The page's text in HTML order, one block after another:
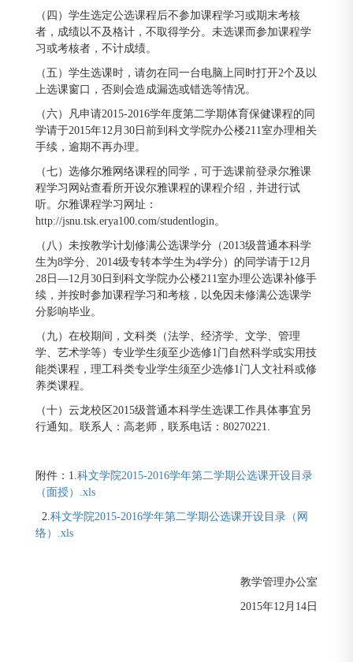
（四）学生选定公选课程后不参加课程学习或期末考核
者，成绩以不及格计，不取得学分。未选课而参加课程学
习或考核者，不计成绩。
（五）学生选课时，请勿在同一台电脑上同时打开2个及以
上选课窗口，否则会造成漏选或错选等情况。
（六）凡申请2015-2016学年度第二学期体育保健课程的同
学请于2015年12月30日前到科文学院办公楼211室办理相关
手续，逾期不再办理。
（七）选修尔雅网络课程的同学，可于选课前登录尔雅课
程学习网站查看所开设尔雅课程的课程介绍，并进行试
听。尔雅课程学习网址：
http://jsnu.tsk.erya100.com/studentlogin。
（八）未按教学计划修满公选课学分（2013级普通本科学
生为8学分、2014级专转本学生为4学分）的同学请于12月
28日—12月30日到科文学院办公楼211室办理公选课补修手
续，并按时参加课程学习和考核，以免因未修满公选课学
分影响毕业。
（九）在校期间，文科类（法学、经济学、文学、管理
学、艺术学等）专业学生须至少选修1门自然科学或实用技
能类课程，理工科类专业学生须至少选修1门人文社科或修
养类课程。
（十）云龙校区2015级普通本科学生选课工作具体事宜另
行通知。 联系人：高老师，联系电话：80270221.
附件：1.科文学院2015-2016学年第二学期公选课开设目录
（面授）.xls
2.科文学院2015-2016学年第二学期公选课开设目录（网
络）.xls
教学管理办公室
2015年12月14日